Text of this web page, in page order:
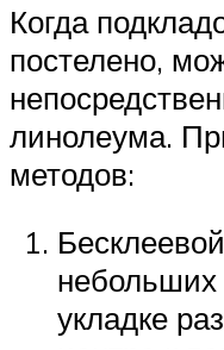
Когда
постелено,
линолеума.
методов:
укладке